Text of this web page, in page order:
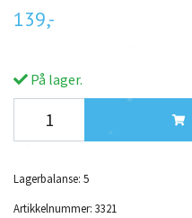
139,-
På lager.
Lagerbalanse: 5
Artikkelnummer: 3321